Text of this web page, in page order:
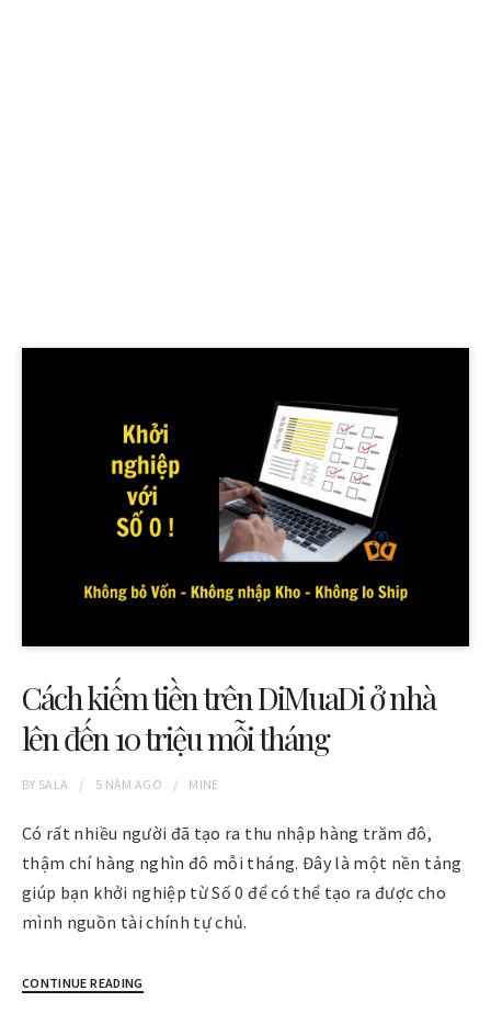
Cách kiếm tiền trên DiMuaDi ở nhà
lên đến 10 triệu mỗi tháng
BY SALA 5 NĂM AGO MINE
Có rất nhiều người đã tạo ra thu nhập hàng trăm đô,
thậm chí hàng nghìn đô mỗi tháng. Đây là một nền tảng
giúp bạn khởi nghiệp từ Số 0 để có thể tạo ra được cho
mình nguồn tài chính tự chủ.
CONTINUE READING